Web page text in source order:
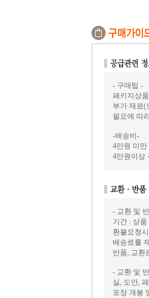
- 구매팁 -
패키지상
부가 재료(
필요에 따
-배송비-
4만원 미만
4만원이상
- 교환 및
기간 : 상
환불요청
배송료를
반품, 교환
- 교환 및
실, 도안,
포장 개봉